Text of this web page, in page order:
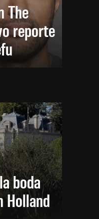
The
reporte
boda
Holland